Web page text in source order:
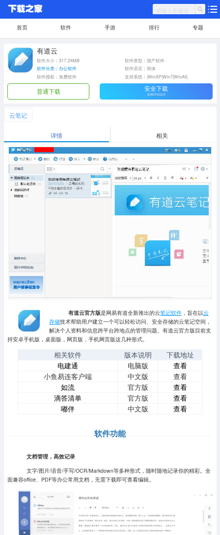
首页 软件 手游 排行 专题
有道云
软件大小：317.24MB
软件类型：国产软件
软件分类：办公软件
软件语言：简体
软件授权：免费软件
支持系统：|WinXP|Win7|WinAll|
普通下载 安全下载
需360手机助手
云笔记
详情 相关
有道云官方版是网易有道全新推出的云笔记软件 ，旨在以云
存储技术帮助用户建立一个可以轻松访问、安全存储的云笔记空间，
解决个人资料和信息跨平台跨地点的管理问题。有道云官方版目前支
持安卓手机版，桌面版，网页版，手机网页版这几种形式。
相关软件 版本说明
下载地址
电建通
电脑版
查看
小鱼易连客户端
中文版
查看
如流
官方版
查看
滴答清单
官方版
查看
嘟伴
中文版 查看
软件功能
文档管理，高效记录
文字/图片/语音/手写/OCR/Markdown等多种形式，随时随地记录你的精彩。全
面兼容office、PDF等办公常用文档，无需下载即可查看编辑。